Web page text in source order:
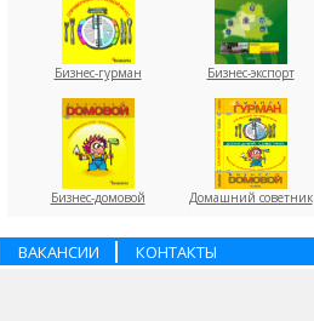
Бизнес-гурман Бизнес-экспорт
Бизнес-домовой Домашний советник
ВАКАНСИИ КОНТАКТЫ